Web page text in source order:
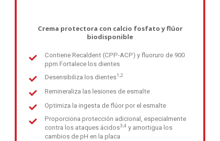
Crema protectora con calcio fosfato y flúor
biodisponible
Contiene Recaldent (CPP-ACP) y fluoruro de 900
ppm Fortalece los dientes
Desensibiliza los dientes1,2
Remineraliza las lesiones de esmalte
Optimiza la ingesta de flúor por el esmalte
Proporciona protección adicional, especialmente
contra los ataques ácidos3,4 y amortigua los
cambios de pH en la placa